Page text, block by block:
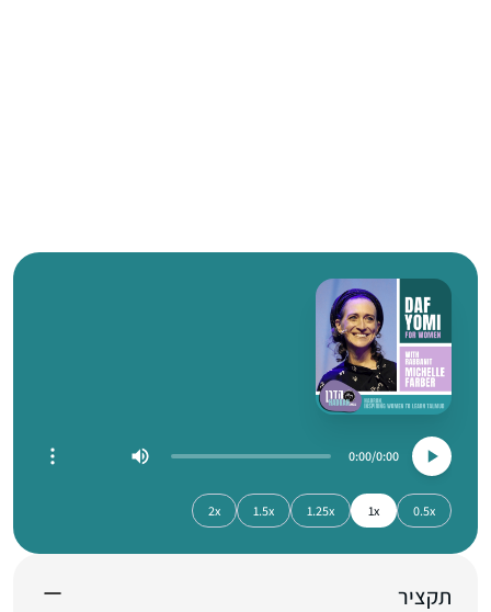
0:00
0:00
0.5x
1x
1.25x
1.5x
2x
תקציר